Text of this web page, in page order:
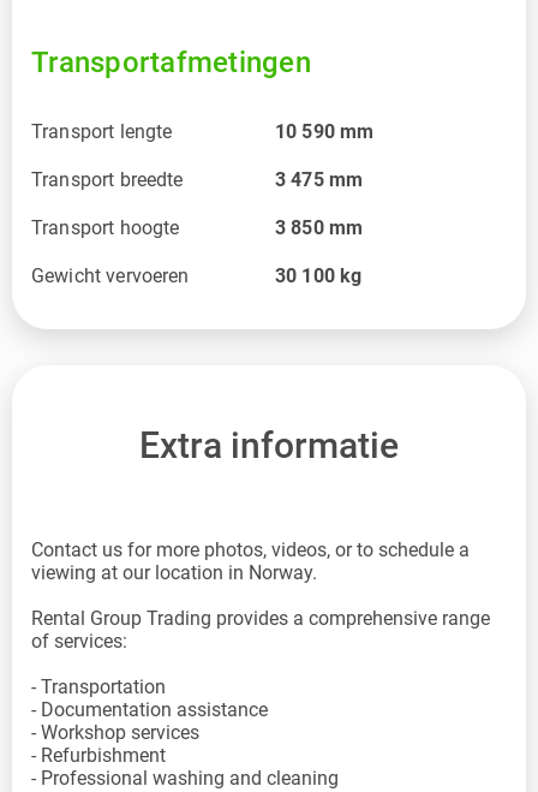
Transportafmetingen
Transport lengte 10 590 mm
Transport breedte 3 475 mm
Transport hoogte 3 850 mm
Gewicht vervoeren 30 100 kg
Extra informatie
Contact us for more photos, videos, or to schedule a
viewing at our location in Norway.
Rental Group Trading provides a comprehensive range
of services:
- Transportation
- Documentation assistance
- Workshop services
- Refurbishment
- Professional washing and cleaning